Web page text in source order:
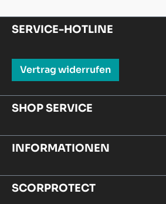
SERVICE-HOTLINE
Vertrag widerrufen
SHOP SERVICE
INFORMATIONEN
SCORPROTECT